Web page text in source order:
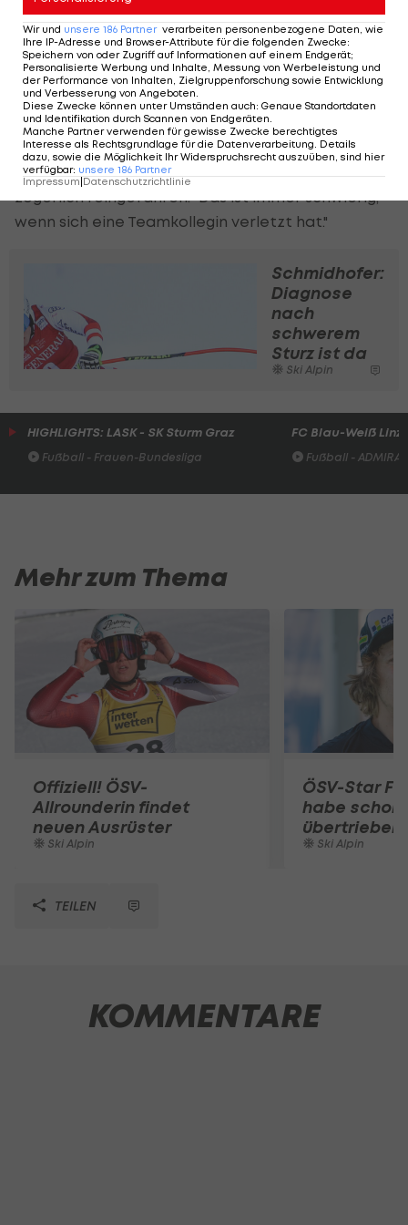
die Steirerin ist die Saison vorbei.
"Gestern bin ich noch sehr verhalten gefahren.
Heute habe ich allen Mut zusammengenommen
und probiert zu attackieren, ich hatte ein
besseres Gefühl", sagt Siebenhofer im ORF-
Interview. In die Passage, wo am Vortag gleich
fünf Läuferinnen gestürzt waren, sei sie etwas
zögerlich reingefahren. "Das ist immer schwierig,
wenn sich eine Teamkollegin verletzt hat."
Schmidhofer:
Diagnose
nach
schwerem
Sturz ist da
Ski Alpin
HIGHLIGHTS: LASK - SK Sturm Graz
Fußball - Frauen-Bundesliga
FC Blau-Weiß Linz
Fußball -
Mehr zum Thema
Offiziell! ÖSV-
Allrounderin findet
neuen Ausrüster
Ski Alpin
ÖSV-Star
habe schon
übertrieben"
Ski Alpin
TEILEN
KOMMENTARE
Wir und unsere 186 Partner verarbeiten personenbezogene Daten, wie
Ihre IP-Adresse und Browser-Attribute für die folgenden Zwecke:
Speichern von oder Zugriff auf Informationen auf einem Endgerät;
Personalisierte Werbung und Inhalte, Messung von Werbeleistung und
der Performance von Inhalten, Zielgruppenforschung sowie Entwicklung
und Verbesserung von Angeboten
Diese Zwecke können unter Umständen auch: Genaue Standortdaten
und Identifikation durch Scannen von Endgeräten
Manche Partner verwenden für gewisse Zwecke berechtigtes
Interesse als Rechtsgrundlage für die Datenverarbeitung. Details
dazu, sowie die Möglichkeit Ihr Widerspruchsrecht auszuüben, sind hier
verfügbar: unsere 186 Partner
Impressum|Datenschutzrichtlinie